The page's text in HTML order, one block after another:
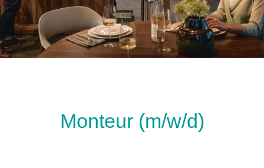
Monteur (m/w/d)